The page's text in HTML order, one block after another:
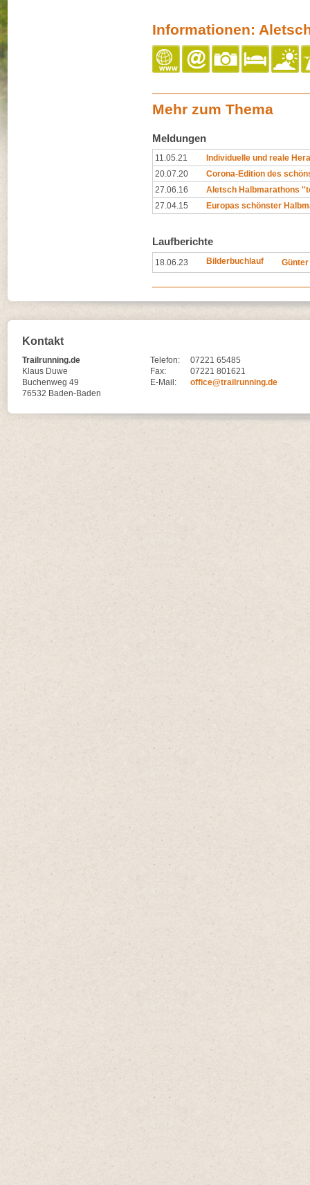
Informationen:
Mehr zum Thema
Meldungen
11.05.21
Individuelle und reale
20.07.20
Corona-Edition des
27.06.16
Aletsch Halbmarathons
27.04.15
Europas schönster
Laufberichte
18.06.23 Bilderbuchlauf
Kontakt
Trailrunning.de
Klaus Duwe
Buchenweg 49
76532 Baden-Baden
Telefon:
07221 65485
Fax:
07221 801621
E-Mail:
office@trailrunning.de